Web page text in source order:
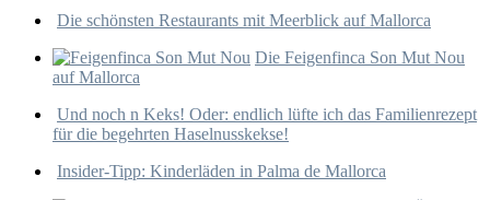
Die schönsten Restaurants mit Meerblick auf Mallorca
Die Feigenfinca Son Mut Nou
auf Mallorca
Und noch n Keks! Oder: endlich lüfte ich das Familienrezept
für die begehrten Haselnusskekse!
Insider-Tipp: Kinderläden in Palma de Mallorca